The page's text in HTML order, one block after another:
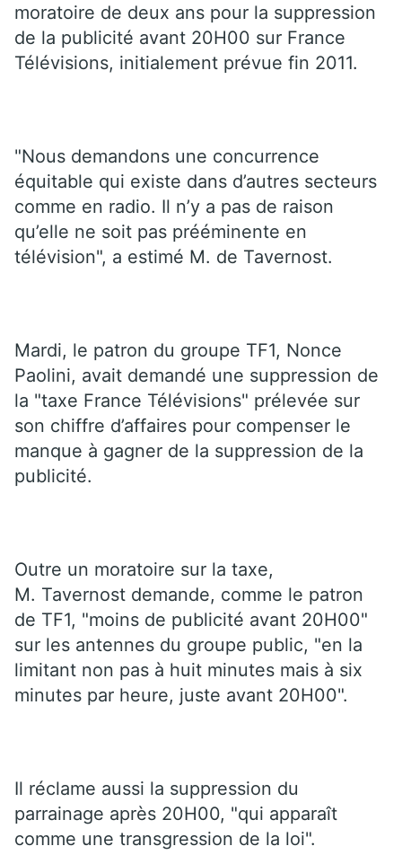
moratoire de deux ans pour la suppression
de la publicité avant 20H00 sur France
Télévisions, initialement prévue fin 2011.
"Nous demandons une concurrence
équitable qui existe dans d’autres secteurs
comme en radio. Il n’y a pas de raison
qu’elle ne soit pas prééminente en
télévision", a estimé M. de Tavernost.
Mardi, le patron du groupe TF1, Nonce
Paolini, avait demandé une suppression de
la "taxe France Télévisions" prélevée sur
son chiffre d’affaires pour compenser le
manque à gagner de la suppression de la
publicité.
Outre un moratoire sur la taxe,
M. Tavernost demande, comme le patron
de TF1, "moins de publicité avant 20H00"
sur les antennes du groupe public, "en la
limitant non pas à huit minutes mais à six
minutes par heure, juste avant 20H00".
Il réclame aussi la suppression du
parrainage après 20H00, "qui apparaît
comme une transgression de la loi".